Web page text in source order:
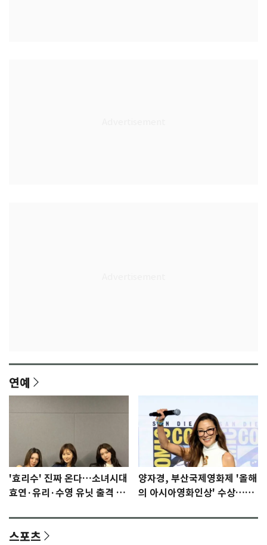
연예
'효리수' 진짜 온다…소녀시대
효연·유리·수영 유닛 출격 [N
양자경, 부산국제영화제 '올해
의 아시아영화인상' 수상…15
스포츠